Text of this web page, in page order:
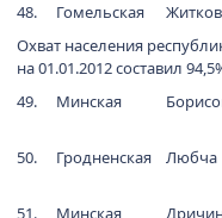
48.
Гомельская
Охват населения
на 01.01.2012 составил
49.
Минская
50. Гродненская Любча
51. Минская